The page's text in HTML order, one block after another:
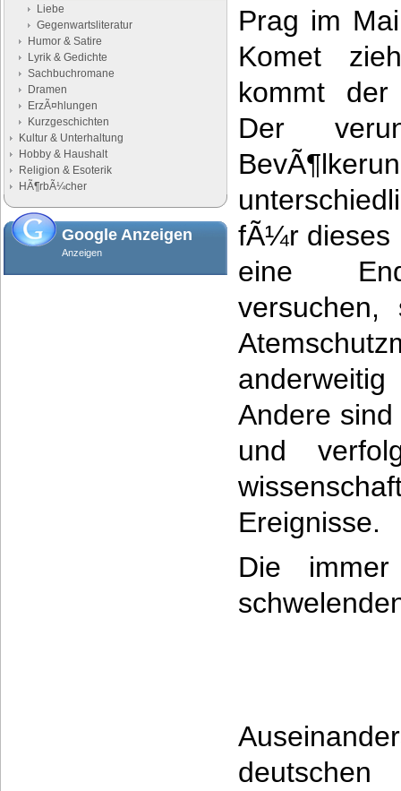
Liebe
Gegenwartsliteratur
Humor & Satire
Lyrik & Gedichte
Sachbuchromane
Dramen
ErzÃ¤hlungen
Kurzgeschichten
Kultur & Unterhaltung
Hobby & Haushalt
Religion & Esoterik
HÃ¶rbÃ¼cher
Google Anzeigen
Anzeigen
Prag im
Komet
kommt
Der
fÃ¼r dieses
eine
versuchen,
Andere
und
Ereignisse.
Die immer